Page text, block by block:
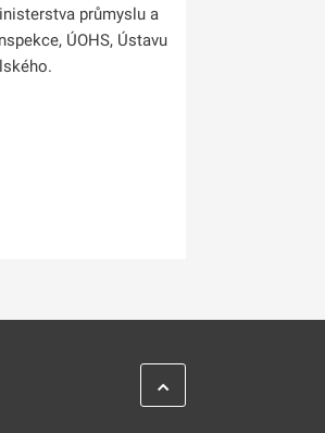
průmyslu a
ÚOHS, Ústavu